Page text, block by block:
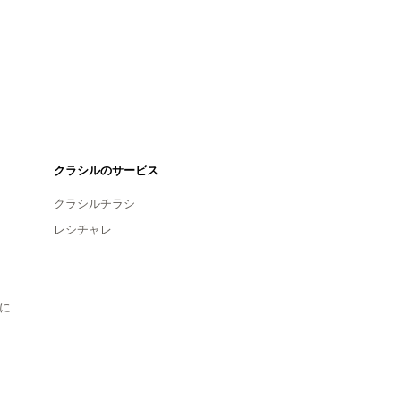
クラシルのサービス
クラシルチラシ
レシチャレ